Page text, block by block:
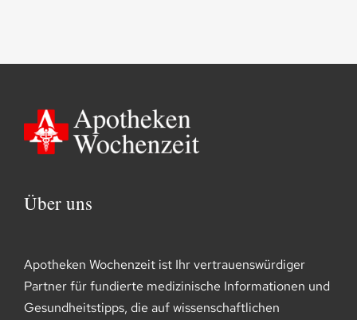
Über uns
Apotheken Wochenzeit ist Ihr vertrauenswürdiger
Partner für fundierte medizinische Informationen und
Gesundheitstipps, die auf wissenschaftlichen